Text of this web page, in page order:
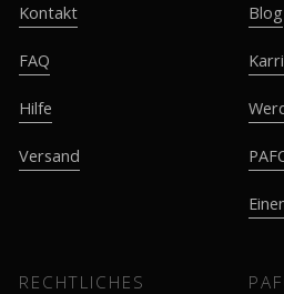
Kontakt
FAQ
Hilfe
Versand
Blog
RECHTLICHES